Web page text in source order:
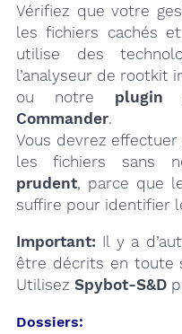
Vérifiez que votre
les fichiers cachés
utilise des
l’analyseur de rootkit
ou notre plugin
Commander.
Vous devrez
les fichiers sans
prudent, parce que
suffire pour identifier
Important: Il y a
être décrits en toute
Utilisez Spybot-S&D
Dossiers: